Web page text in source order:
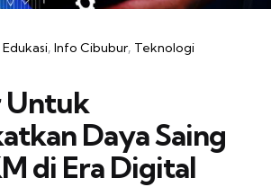
Edukasi Info Cibubur Teknologi
Untuk
Daya Saing
di Era Digital